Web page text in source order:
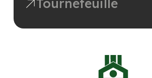
Tournefeuille